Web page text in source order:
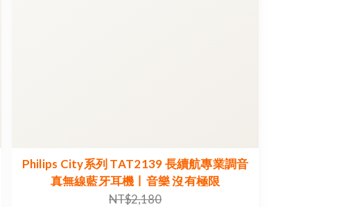
Philips City系列 TAT2139 長續航專業調音
真無線藍牙耳機丨音樂 沒有極限
NT$2,180